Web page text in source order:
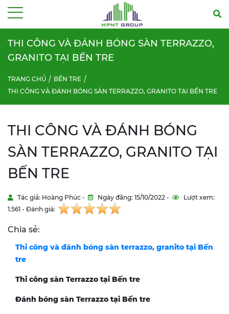
THI CÔNG VÀ ĐÁNH BÓNG SÀN TERRAZZO,
GRANITO TẠI BẾN TRE
TRANG CHỦ
BẾN TRE
THI CÔNG VÀ ĐÁNH BÓNG SÀN TERRAZZO, GRANITO TẠI BẾN TRE
THI CÔNG VÀ ĐÁNH BÓNG
SÀN TERRAZZO, GRANITO TẠI
BẾN TRE
Tác giả: Hoàng Phúc - Ngày đăng: 15/10/2022 -
Lượt xem:
1.561 - Đánh giá:
Chia sẻ:
Thi công và đánh bóng sàn terrazzo, granito tại Bến
tre
Thi công sàn Terrazzo tại Bến tre
Đánh bóng sàn Terrazzo tại Bến tre